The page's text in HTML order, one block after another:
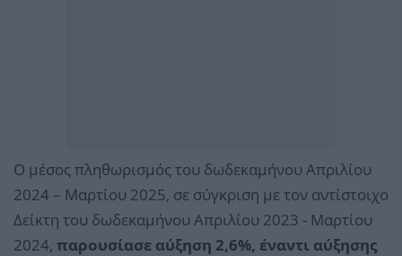
Ο μέσος πληθωρισμός του δωδεκαμήνου Απριλίου
2024 – Μαρτίου 2025, σε σύγκριση με τον αντίστοιχο
Δείκτη του δωδεκαμήνου Απριλίου 2023 - Μαρτίου
2024, παρουσίασε αύξηση 2,6%, έναντι αύξησης